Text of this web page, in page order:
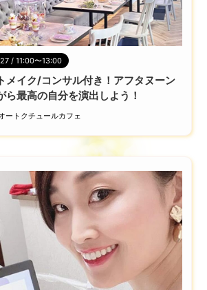
/ 11:00〜13:00
メイク/コンサル付き！アフタヌーン
ら最高の自分を演出しよう！
ートクチュールカフェ